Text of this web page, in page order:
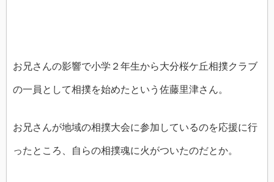
お兄さんの影響で小学２年生から大分桜ケ丘相撲クラブ
の一員として相撲を始めたという佐藤里津さん。
お兄さんが地域の相撲大会に参加しているのを応援に行
ったところ、自らの相撲魂に火がついたのだとか。